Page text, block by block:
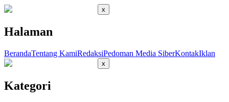
x
Halaman
BerandaTentang KamiRedaksiPedoman Media SiberKontakIklan
x
Kategori